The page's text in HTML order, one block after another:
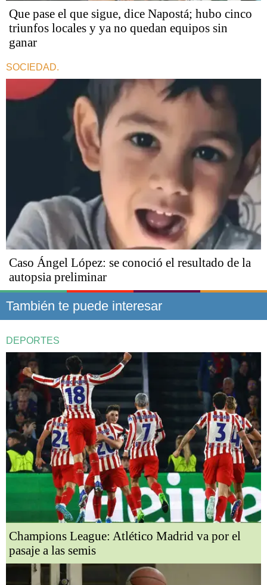
Que pase el que sigue, dice Napostá; hubo cinco
triunfos locales y ya no quedan equipos sin
ganar
SOCIEDAD.
Caso Ángel López: se conoció el resultado de la
autopsia preliminar
También te puede interesar
DEPORTES
Champions League: Atlético Madrid va por el
pasaje a las semis